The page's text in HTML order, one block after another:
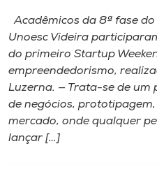
A
Internacionalização
I.nova
Acadêmicos da 8ª fase
Unoesc Videira
do primeiro Startup
empreendedorismo,
Luzerna. — Trata-se de um
de negócios,
mercado, onde qualquer
lançar […]